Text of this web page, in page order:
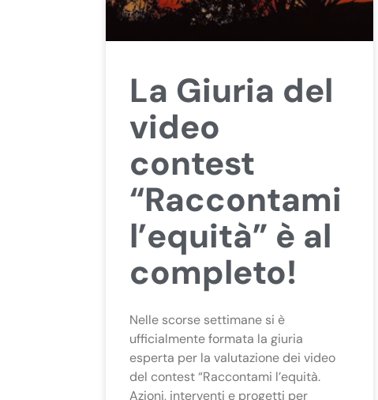
La Giuria del
video
contest
“Raccontami
l’equità” è al
completo!
Nelle scorse settimane si è
ufficialmente formata la giuria
esperta per la valutazione dei video
del contest “Raccontami l’equità.
Azioni, interventi e progetti per